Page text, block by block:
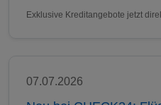
Exklusive Kreditangebote jetzt
07.07.2026